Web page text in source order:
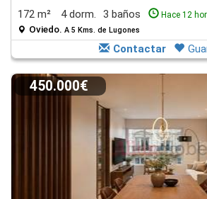
172 m² 4 dorm. 3 baños Hace 12
Oviedo. A 5 Kms. de Lugones
Contactar
450.000€